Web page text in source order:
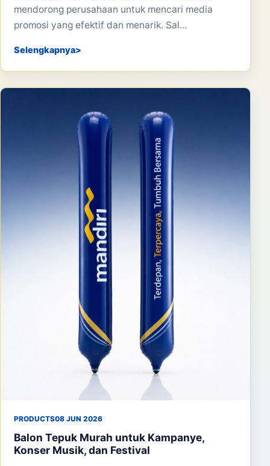
mendorong perusahaan untuk mencari media
promosi yang efektif dan menarik. Sal...
Selengkapnya
PRODUCTS08 JUN 2026
Balon Tepuk Murah untuk Kampanye,
Konser Musik, dan Festival